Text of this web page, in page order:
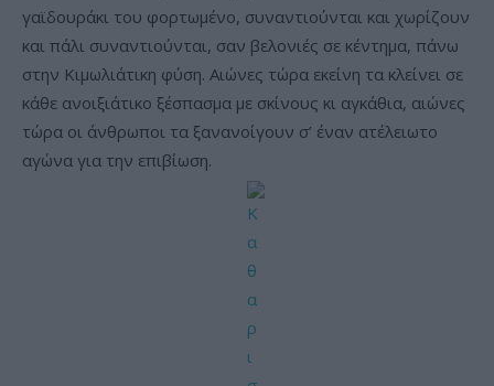
γαϊδουράκι του φορτωμένο, συναντιούνται και χωρίζουν
και πάλι συναντιούνται, σαν βελονιές σε κέντημα, πάνω
στην Κιμωλιάτικη φύση. Αιώνες τώρα εκείνη τα κλείνει σε
κάθε ανοιξιάτικο ξέσπασμα με σκίνους κι αγκάθια, αιώνες
τώρα οι άνθρωποι τα ξανανοίγουν σ’ έναν ατέλειωτο
αγώνα για την επιβίωση.